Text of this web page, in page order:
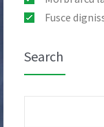
Fusce
Search